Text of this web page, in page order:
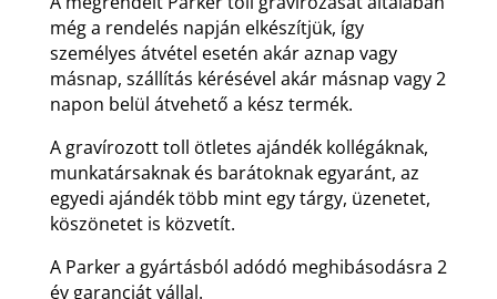
még a rendelés napján elkészítjük, így
személyes átvétel esetén akár aznap vagy
másnap, szállítás kérésével akár másnap vagy 2
napon belül átvehető a kész termék.
A gravírozott toll ötletes ajándék kollégáknak,
munkatársaknak és barátoknak egyaránt, az
egyedi ajándék több mint egy tárgy, üzenetet,
köszönetet is közvetít.
A Parker a gyártásból adódó meghibásodásra 2
év garanciát vállal.